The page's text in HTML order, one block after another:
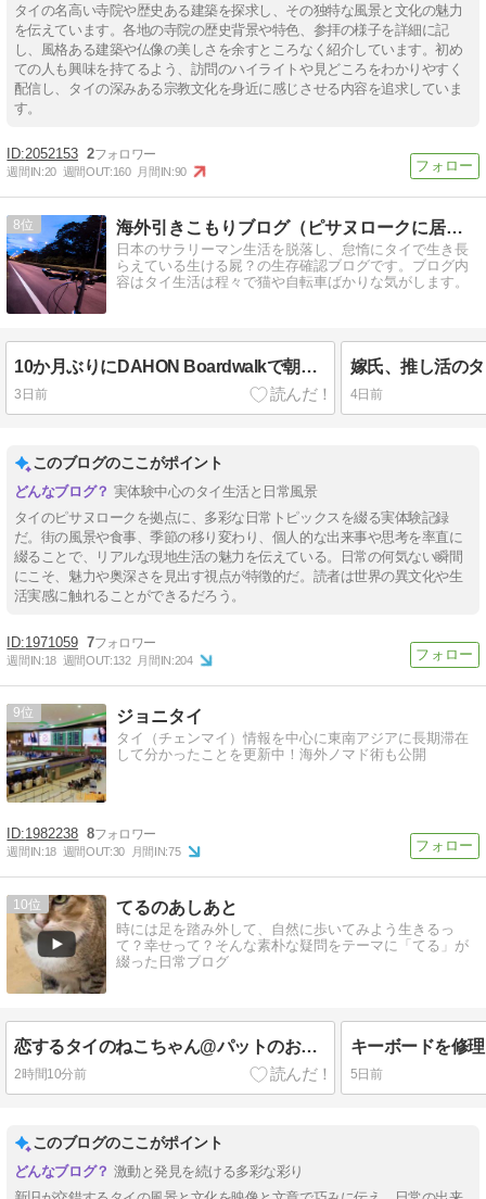
タイの名高い寺院や歴史ある建築を探求し、その独特な風景と文化の魅力
を伝えています。各地の寺院の歴史背景や特色、参拝の様子を詳細に記
し、風格ある建築や仏像の美しさを余すところなく紹介しています。初め
ての人も興味を持てるよう、訪問のハイライトや見どころをわかりやすく
配信し、タイの深みある宗教文化を身近に感じさせる内容を追求していま
す。
2052153 2
週間IN:20 週間OUT:160 月間IN:90
8 海外引きこもりブログ（ピサヌロークに居座る）
日本のサラリーマン生活を脱落し、怠惰にタイで生き長
らえている生ける屍？の生存確認ブログです。ブログ内
容はタイ生活は程々で猫や自転車ばかりな気がします。
10か月ぶりにDAHON Boardwalkで朝チャリ。パンクと変速不良の修理
3日前 4日前
このブログのここがポイント
実体験中心のタイ生活と日常風景
タイのピサヌロークを拠点に、多彩な日常トピックスを綴る実体験記録
だ。街の風景や食事、季節の移り変わり、個人的な出来事や思考を率直に
綴ることで、リアルな現地生活の魅力を伝えている。日常の何気ない瞬間
にこそ、魅力や奥深さを見出す視点が特徴的だ。読者は世界の異文化や生
活実感に触れることができるだろう。
1971059 7
週間IN:18 週間OUT:132 月間IN:204
9 ジョニタイ
タイ（チェンマイ）情報を中心に東南アジアに長期滞在
して分かったことを更新中！海外ノマド術も公開
1982238 8
週間IN:18 週間OUT:30 月間IN:75
10 てるのあしあと
時には足を踏み外して、自然に歩いてみよう生きるっ
て？幸せって？そんな素朴な疑問をテーマに「てる」が
綴った日常ブログ
恋するタイのねこちゃん@パットのお姉さんのレストラン
2時間10分前
キーボードを修
5日前
このブログのここがポイント
激動と発見を続ける多彩な彩り